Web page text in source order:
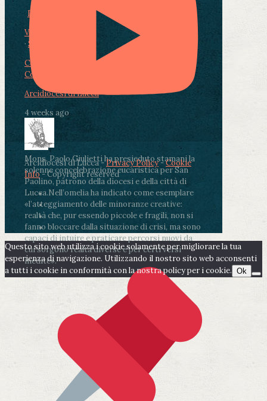
Photo
View on Facebook
· Share
Condividi su Facebook
Condividi su LinkedIn
Arcidiocesi di Lucca
4 weeks ago
Mons. Paolo Giulietti ha presieduto stamani la
solenne concelebrazione eucaristica per San
Paolino, patrono della diocesi e della città di
Lucca.Nell’omelia ha indicato come esemplare
«l’atteggiamento delle minoranze creative:
realtà che, pur essendo piccole e fragili, non si
fanno bloccare dalla situazione di crisi, ma sono
capaci di intuire e praticare percorsi nuovi da
cui sorgono realtà diverse e per certi versi
inedite».
Arcidiocesi di Lucca -Privacy Policy-Cookie
Info- Copyright reserved
Questo sito web utilizza i cookie solamente per migliorare la tua
esperienza di navigazione. Utilizzando il nostro sito web acconsenti
a tutti i cookie in conformità con la nostra policy per i cookie. Ok